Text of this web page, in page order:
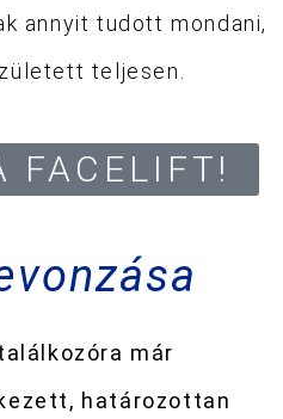
annyit tudott mondani,
teljesen.
FACELIFT!
már
határozottan